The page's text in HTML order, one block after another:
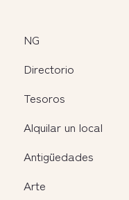
NG
Directorio
Tesoros
Alquilar un local
Antigüedades
Arte